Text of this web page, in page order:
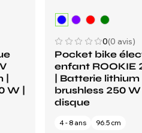
|
W |
0(0 avis)
Pocket bike
enfant ROOKIE
| Batterie
brushless 250
disque
4 - 8 ans 96.5 cm